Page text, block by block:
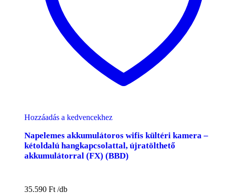
Hozzáadás a kedvencekhez
Napelemes akkumulátoros wifis kültéri kamera –
kétoldalú hangkapcsolattal, újratölthető
akkumulátorral (FX) (BBD)
35.590 Ft